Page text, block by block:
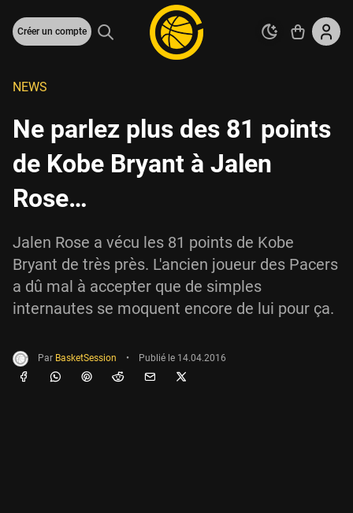
Créer un compte
NEWS
Ne parlez plus des 81 points
de Kobe Bryant à Jalen
Rose…
Jalen Rose a vécu les 81 points de Kobe
Bryant de très près. L'ancien joueur des Pacers
a dû mal à accepter que de simples
internautes se moquent encore de lui pour ça.
Par BasketSession • Publié le 14.04.2016